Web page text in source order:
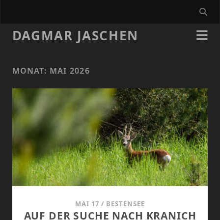
DAGMAR JASCHEN
MONAT: MAI 2026
MAI 17 / BESTENSEE
AUF DER SUCHE NACH KRANICH